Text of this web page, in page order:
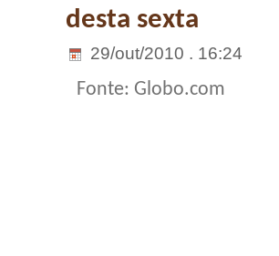
desta sexta
29/out/2010 . 16:24
Fonte: Globo.com